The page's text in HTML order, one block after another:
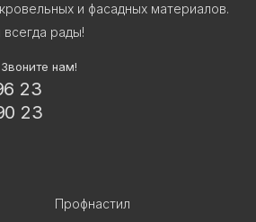
и фасадных материалов.
рады!
нам!
23
23
Профнастил